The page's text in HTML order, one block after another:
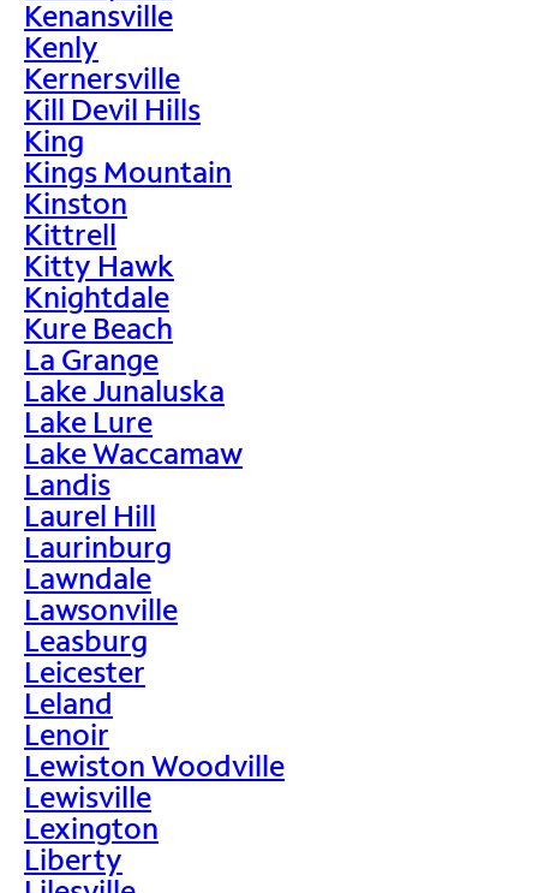
Kenansville
Kenly
Kernersville
Kill Devil Hills
King
Kings Mountain
Kinston
Kittrell
Kitty Hawk
Knightdale
Kure Beach
La Grange
Lake Junaluska
Lake Lure
Lake Waccamaw
Landis
Laurel Hill
Laurinburg
Lawndale
Lawsonville
Leasburg
Leicester
Leland
Lenoir
Lewiston Woodville
Lewisville
Lexington
Liberty